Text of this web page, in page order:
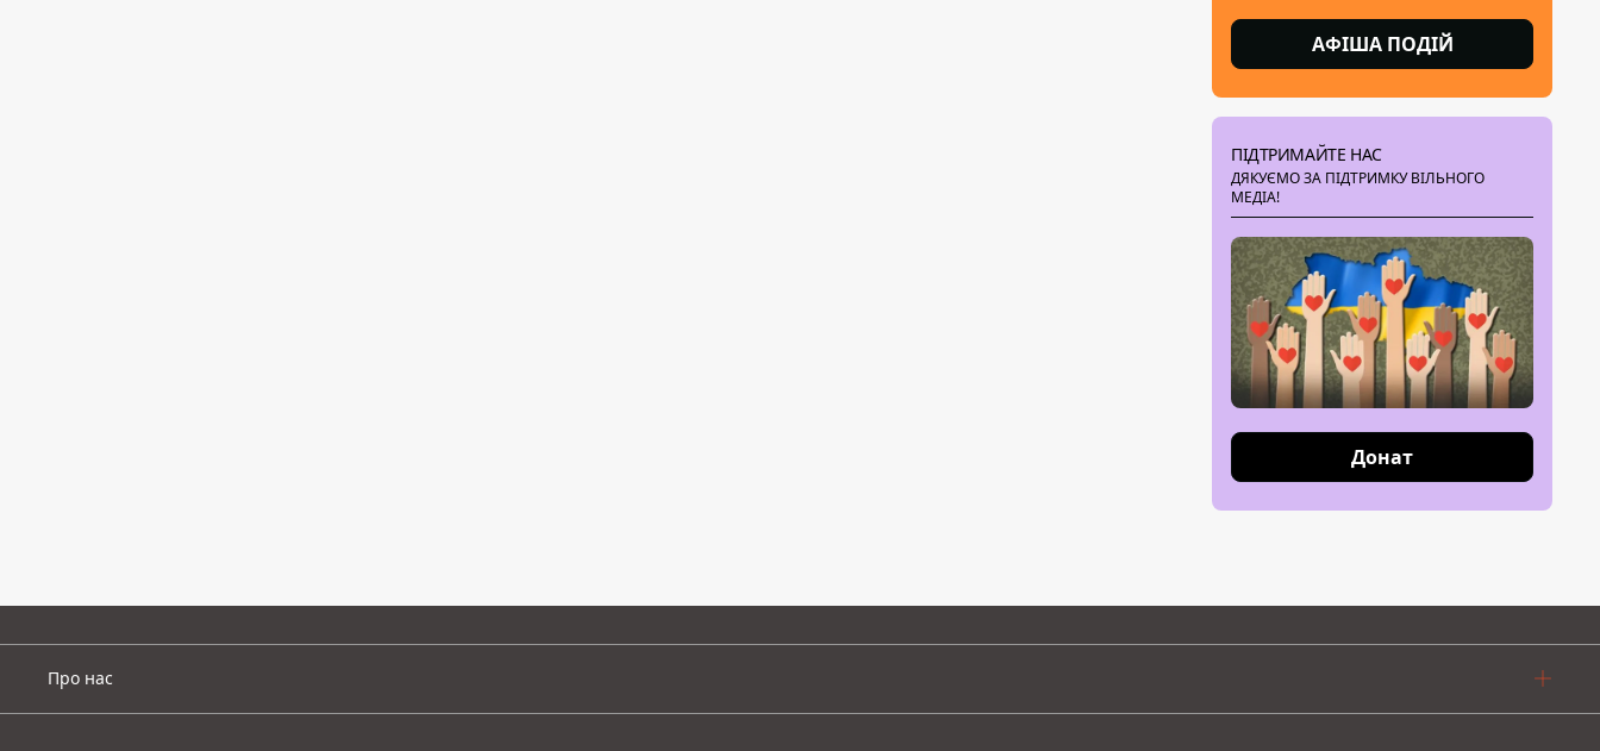
АФІША ПОДІЙ
ПІДТРИМАЙТЕ НАС
ДЯКУЄМО ЗА ПІДТРИМКУ ВІЛЬНОГО
МЕДІА!
Донат
Про нас